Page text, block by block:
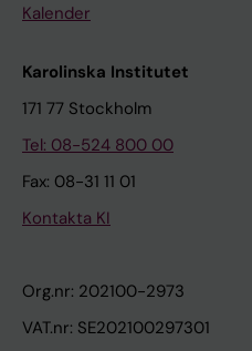
Kalender
Karolinska Institutet
171 77 Stockholm
Tel: 08-524 800 00
Fax: 08-31 11 01
Kontakta KI
Org.nr: 202100-2973
VAT.nr: SE202100297301